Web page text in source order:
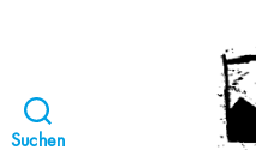
Suchen